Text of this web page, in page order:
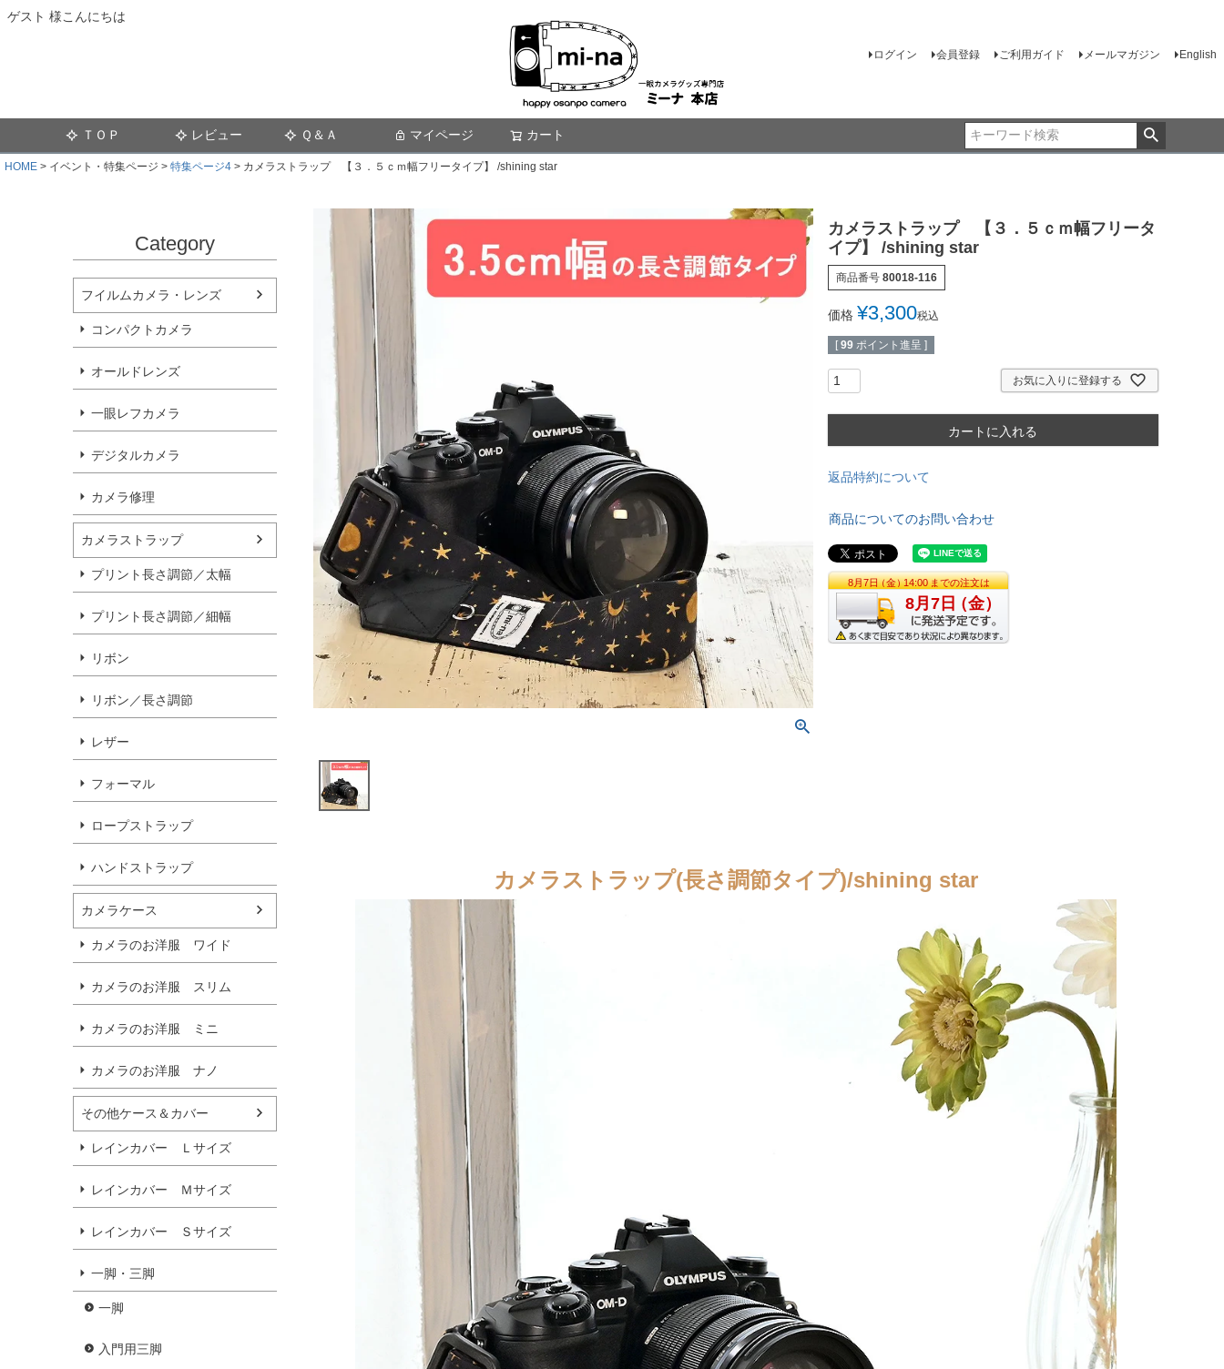
ゲスト 様こんにちは
ログイン 会員登録 ご利用ガイド メールマガジン English
ＴＯＰ レビュー Ｑ＆Ａ マイページ カート
HOME イベント・特集ページ 特集ページ4 カメラストラップ 【３．５ｃｍ幅フリータイプ】 /shining star
Category
フイルムカメラ・レンズ
コンパクトカメラ
オールドレンズ
一眼レフカメラ
デジタルカメラ
カメラ修理
カメラストラップ
プリント長さ調節／太幅
プリント長さ調節／細幅
リボン
リボン／長さ調節
レザー
フォーマル
ロープストラップ
ハンドストラップ
カメラケース
カメラのお洋服 ワイド
カメラのお洋服 スリム
カメラのお洋服 ミニ
カメラのお洋服 ナノ
その他ケース＆カバー
レインカバー Ｌサイズ
レインカバー Ｍサイズ
レインカバー Ｓサイズ
一脚・三脚
一脚
入門用三脚
カメラストラップ 【３．５ｃｍ幅フリータ
イプ】 /shining star
商品番号 80018-116
価格 ¥3,300税込
[ 99 ポイント進呈 ]
お気に入りに登録する
カートに入れる
返品特約について
商品についてのお問い合わせ
カメラストラップ(長さ調節タイプ)/shining star